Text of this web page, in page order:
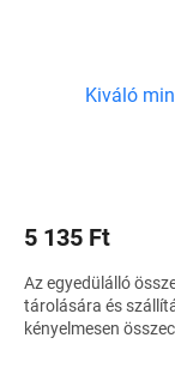
Kiváló
5 135 Ft
Az egyedülálló
tárolására és
kényelmesen